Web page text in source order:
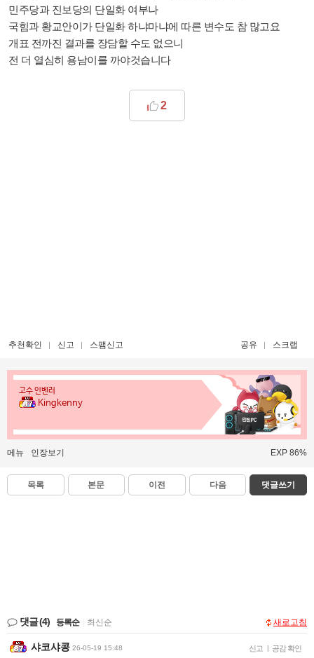
민주당과 진보당의 단일화 여부나
국힘과 황교안이가 단일화 하냐마냐에 따른 변수도 참 많고요
개표 전까진 결과를 장담할 수도 없으니
전 더 열심히 용남이를 까야것습니다
2
추천확인 신고 스팸신고 공유 스크랩
고수 인벤러
Kingkenny
메뉴 인장보기 EXP 86%
목록 본문 이전 다음 댓글쓰기
댓글(4) 등록순 최신순 새로고침
샤코샤콩 26-05-19 15:48 신고 | 공감 확인